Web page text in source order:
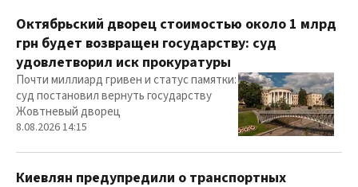
Октябрьский дворец стоимостью около 1 млрд
грн будет возвращен государству: суд
удовлетворил иск прокуратуры
Почти миллиард гривен и статус памятки:
суд постановил вернуть государству
Жовтневый дворец
8.08.2026 14:15
Киевлян предупредили о транспортных